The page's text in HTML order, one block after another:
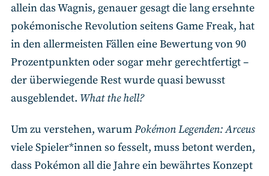
allein das Wagnis, genauer gesagt die lang ersehnte
pokémonische Revolution seitens Game Freak, hat
in den allermeisten Fällen eine Bewertung von 90
Prozentpunkten oder sogar mehr gerechtfertigt –
der überwiegende Rest wurde quasi bewusst
ausgeblendet. What the hell?
Um zu verstehen, warumPokémonLegenden: Arceus
viele Spieler*innen so fesselt, muss betont werden,
dass Pokémon all die Jahre ein bewährtes Konzept